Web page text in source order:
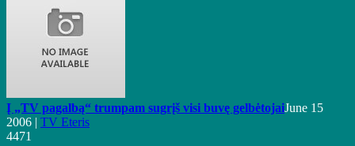
Į „TV pagalbą“ trumpam sugrįš visi buvę gelbėtojaiJune 15
2006 | TV Eteris
4471